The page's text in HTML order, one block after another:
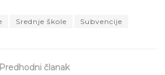
Srednje škole Subvencije
Predhodni članak